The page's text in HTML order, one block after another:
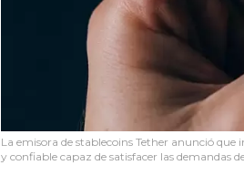
La emisora de stablecoins Tether anunció
y confiable capaz de satisfacer las demandas